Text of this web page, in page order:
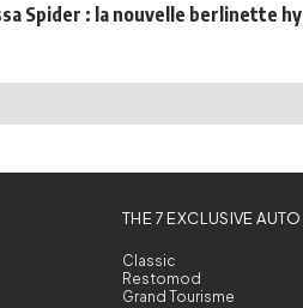
Spider : la nouvelle berlinette
THE 7 EXCLUSIVE AUTO
Classic
Restomod
Grand Tourisme